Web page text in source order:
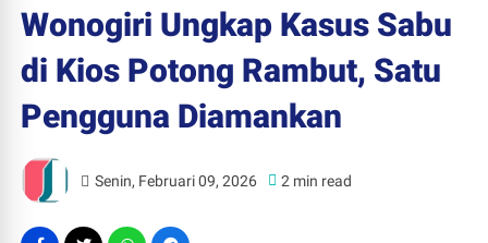
Wonogiri Ungkap Kasus Sabu
di Kios Potong Rambut, Satu
Pengguna Diamankan
Senin, Februari 09, 2026 2 min read